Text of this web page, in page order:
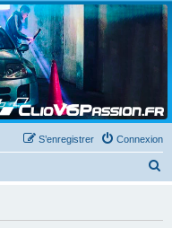
Connexion
S’enregistrer